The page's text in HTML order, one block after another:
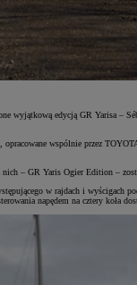
wyjątkową edycją GR Yarisa
wspólnie przez
– GR Yaris Ogier Edition –
w rajdach i wyścigach
napędem na cztery koła